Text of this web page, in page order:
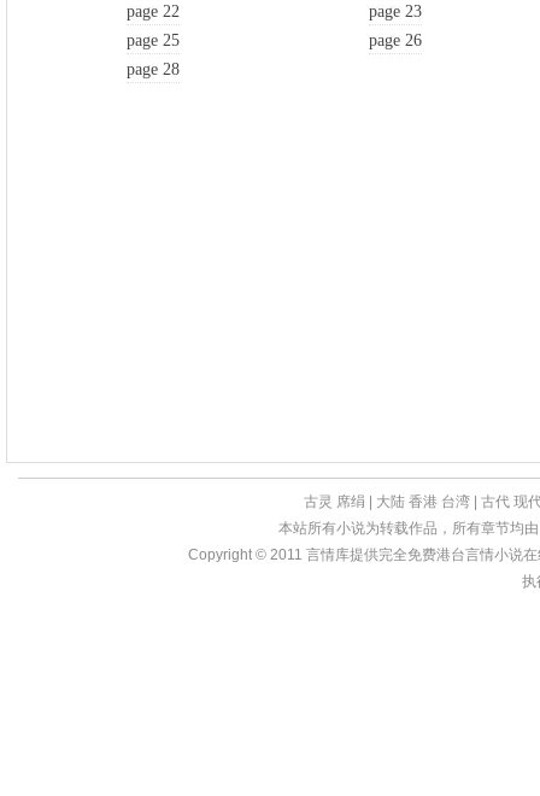
page 22
page 23
page 25
page 26
page 28
古灵 席绢 大陆 香港 台湾 古代 现
本站所有小说为转载作品，所有章节均
Copyright © 2011 言情库提供完全免费港台言情小说
执